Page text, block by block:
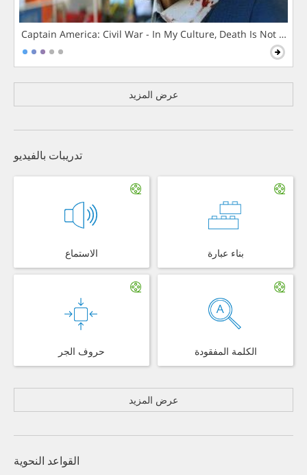
Captain America: Civil War - In My Culture, Death Is Not The
عرض المزيد
تدريبات بالفيديو
الاستماع بناء عبارة
حروف الجر الكلمة المفقودة
عرض المزيد
القواعد النحوية